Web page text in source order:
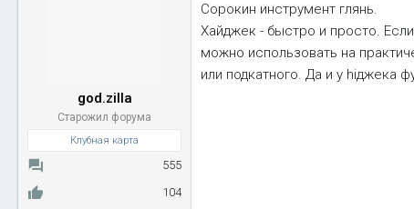
god.zilla
Старожил форума
Клубная карта
555
104
Сорокин инструмент глянь.
Хайджек - быстро и просто.
можно использовать на
или подкатного. Да и у hiджека